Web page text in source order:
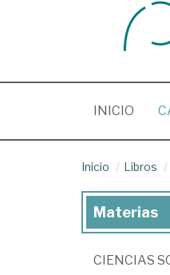
INICIO
Inicio Libros
Materias
CIENCIAS